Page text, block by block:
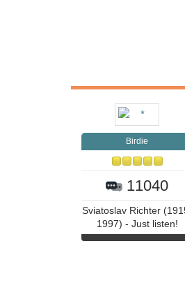
Birdie
11040
Sviatoslav Richter
1997) - Just listen!